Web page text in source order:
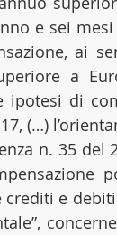
e sei
ai
a
ipotesi di
(…)
n. 35 del
crediti e